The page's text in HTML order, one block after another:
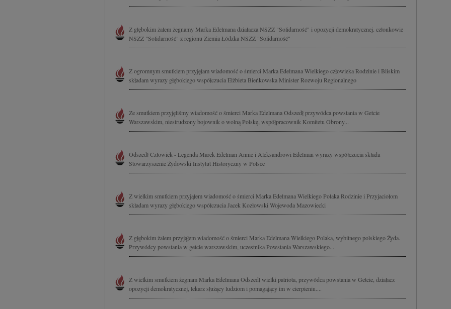
Z głębokim żalem żegnamy Marka Edelmana działacza NSZZ "Solidarność" i opozycji demokratycznej. członkowie
NSZZ "Solidarność" z regionu Ziemia Łódzka NSZZ "Solidarność"
Z ogromnym smutkiem przyjęłam wiadomość o śmierci Marka Edelmana Wielkiego człowieka Rodzinie i Bliskim
składam wyrazy głębokiego współczucia Elżbieta Bieńkowska Minister Rozwoju Regionalnego
Ze smutkiem przyjęliśmy wiadomość o śmierci Marka Edelmana Odszedł przywódca powstania w Getcie
Warszawskim, niestrudzony bojownik o wolną Polskę, współpracownik Komitetu Obrony...
Odszedł Człowiek - Legenda Marek Edelman Annie i Aleksandrowi Edelman wyrazy współczucia składa
Stowarzyszenie Żydowski Instytut Historyczny w Polsce
Z wielkim smutkiem przyjąłem wiadomość o śmierci Marka Edelmana Wielkiego Polaka Rodzinie i Przyjaciołom
składam wyrazy głębokiego współczucia Jacek Kozłowski Wojewoda Mazowiecki
Z głębokim żalem przyjąłem wiadomość o śmierci Marka Edelmana Wielkiego Polaka, wybitnego polskiego Żyda.
Przywódcy powstania w getcie warszawskim, uczestnika Powstania Warszawskiego...
Z wielkim smutkiem żegnam Marka Edelmana Odszedł wielki patriota, przywódca powstania w Getcie, działacz
opozycji demokratycznej, lekarz służący ludziom i pomagający im w cierpieniu....